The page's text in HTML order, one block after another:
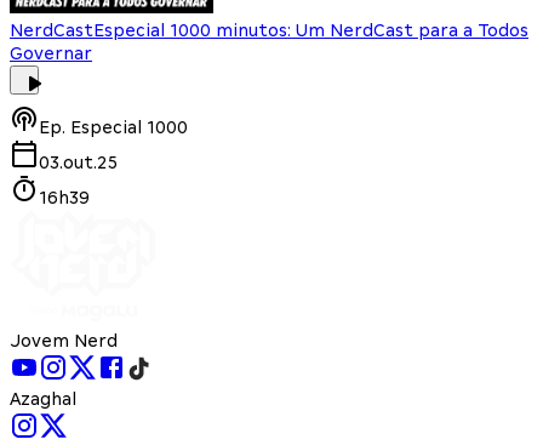
NerdCastEspecial 1000 minutos: Um NerdCast para a Todos
Governar
Ep. Especial 1000
03.out.25
16h39
Jovem Nerd
Azaghal